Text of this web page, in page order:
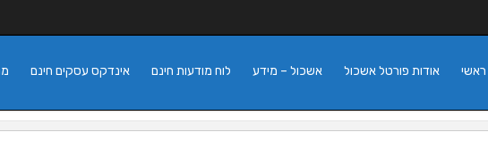
אינדקס עסקים חינם לוח מודעות חינם אשכול – מידע אודות פורטל אשכול ראשי